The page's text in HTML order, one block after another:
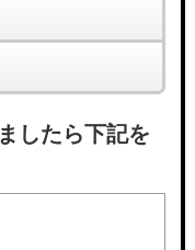
したら下記を